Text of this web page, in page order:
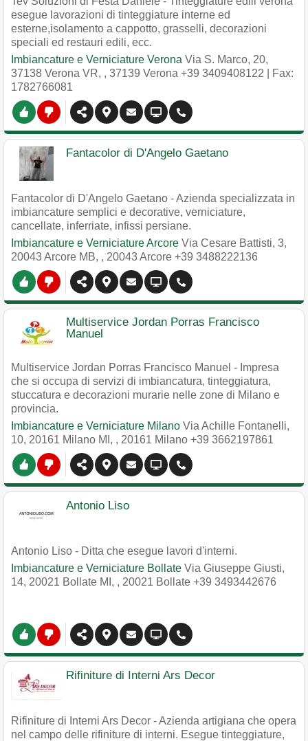
esegue lavorazioni di tinteggiature interne ed
esterne,isolamento a cappotto, grasselli, decorazioni
speciali ed restauri edili, ecc.
Imbiancature e Verniciature Verona Via S. Marco, 20,
37138 Verona VR, , 37139 Verona +39 3409408122 | Fax:
1782766081
Fantacolor di D'Angelo Gaetano
Fantacolor di D'Angelo Gaetano - Azienda specializzata in
imbiancature semplici e decorative, verniciature,
cancellate, inferriate, infissi persiane.
Imbiancature e Verniciature Arcore Via Cesare Battisti, 3,
20043 Arcore MB, , 20043Arcore +39 3488222136
Multiservice Jordan Porras Francisco
Manuel
Multiservice Jordan Porras Francisco Manuel - Impresa
che si occupa di servizi di imbiancatura, tinteggiatura,
stuccatura e decorazioni murarie nelle zone di Milano e
provincia.
Imbiancature e Verniciature Milano Via Achille Fontanelli,
10, 20161 Milano MI, , 20161 Milano +39 3662197861
Antonio Liso
Antonio Liso - Ditta che esegue lavori d'interni.
Imbiancature e Verniciature Bollate Via Giuseppe Giusti,
14, 20021 Bollate MI, , 20021 Bollate +39 3493442676
Rifiniture di Interni Ars Decor
Rifiniture di Interni Ars Decor - Azienda artigiana che opera
nel campo delle rifiniture di interni. Esegue tinteggiature,